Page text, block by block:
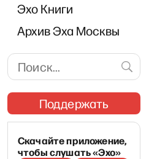
Эхо Книги
Архив Эха Москвы
Поддержать
Скачайте приложение,
чтобы слушать «Эхо»